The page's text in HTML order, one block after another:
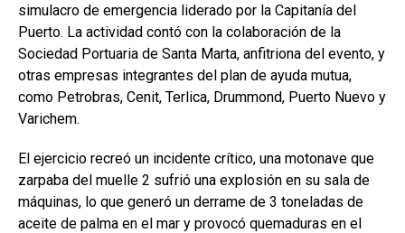
simulacro de emergencia liderado por la Capitanía del
Puerto. La actividad contó con la colaboración de la
Sociedad Portuaria de Santa Marta, anfitriona del evento, y
otras empresas integrantes del plan de ayuda mutua,
como Petrobras, Cenit, Terlica, Drummond, Puerto Nuevo y
Varichem.
El ejercicio recreó un incidente crítico, una motonave que
zarpaba del muelle 2 sufrió una explosión en su sala de
máquinas, lo que generó un derrame de 3 toneladas de
aceite de palma en el mar y provocó quemaduras en el